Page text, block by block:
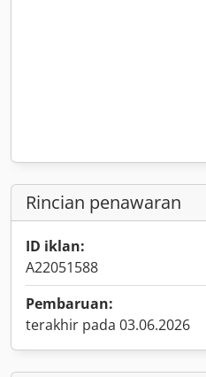
Rincian penawaran
ID iklan:
A22051588
Pembaruan:
terakhir pada 03.06.2026